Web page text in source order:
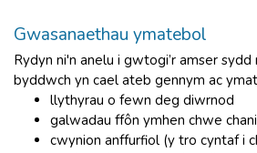
Gwasanaethau ymatebol
Rydyn ni'n anelu i gwtogi’r amser sydd
byddwch yn cael ateb gennym ac
llythyrau o fewn deg diwrnod
galwadau ffôn ymhen chwe
cwynion anffurfiol (y tro cyntaf i